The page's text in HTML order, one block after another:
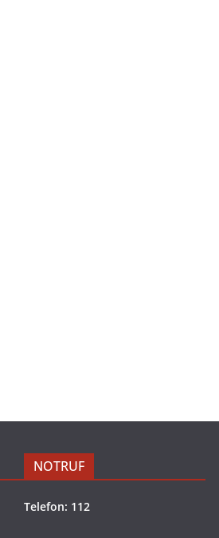
NOTRUF
Telefon: 112